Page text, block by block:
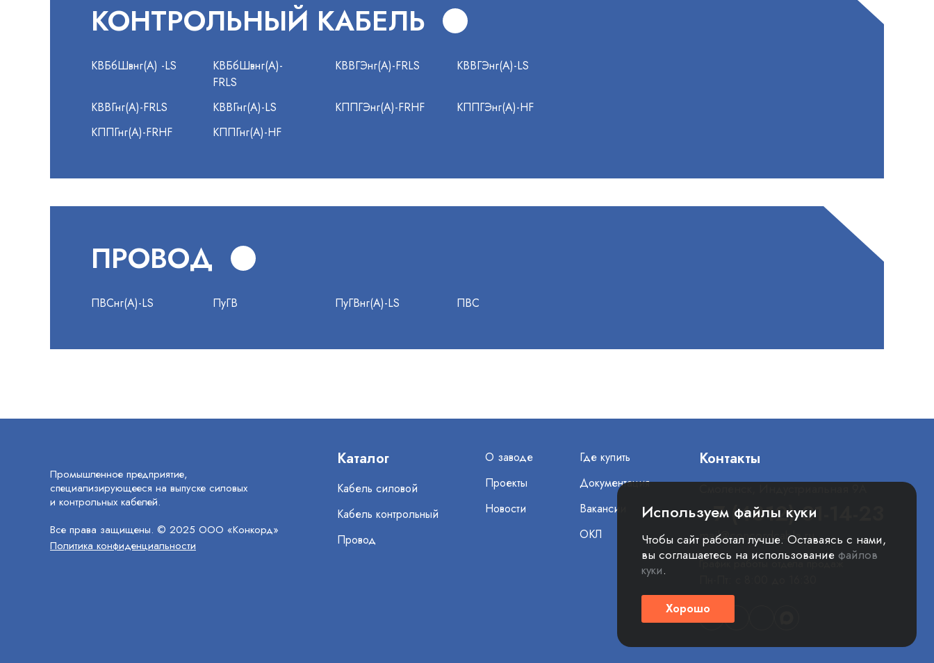
КОНТРОЛЬНЫЙ КАБЕЛЬ
КВБбШвнг(А) -LS
КВБбШвнг(А)-
FRLS
КВВГЭнг(А)-FRLS КВВГЭнг(А)-LS
КВВГнг(А)-FRLS КВВГнг(А)-LS КППГЭнг(А)-FRHF
КППГЭнг(А)-HF
КППГнг(А)-FRHF
КППГнг(А)-HF
ПРОВОД
ПВСнг(А)-LS ПуГВ ПуГВнг(А)-LS ПВС
Промышленное предприятие,
специализирующееся на выпуске силовых
и контрольных кабелей.
Все права защищены. © 2025 ООО «Конкорд»
Политика конфиденциальности
Каталог
Кабель силовой
Кабель контрольный
Провод
О заводе
Проекты
Новости
Где купить
Документация
Вакансии
ОКЛ
Контакты
+7 (4812) 31-14-23
mail@concordcable.ru
График работы отдела продаж
Используем файлы куки
Чтобы сайт работал лучше. Оставаясь с нами,
вы соглашаетесь на использование файлов
куки.
Хорошо